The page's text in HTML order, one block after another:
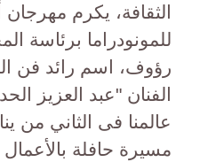
الثقافة، يكرم مهرجان
للمونودراما برئاسة
رؤوف، اسم رائد فن
الفنان "عبد العزيز
عالمنا فى الثاني من
مسيرة حافلة بالأعمال